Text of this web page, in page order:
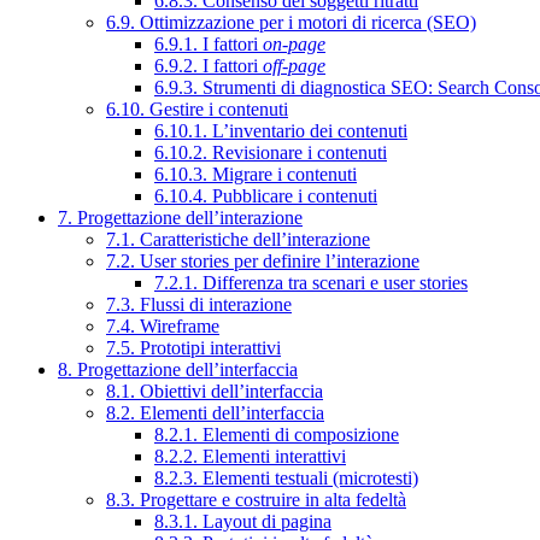
6.9. Ottimizzazione per i motori di ricerca (SEO)
6.9.1. I fattori on-page
6.9.2. I fattori off-page
6.9.3. Strumenti di diagnostica SEO: Search
6.10. Gestire i contenuti
6.10.1. L’inventario dei contenuti
6.10.2. Revisionare i contenuti
6.10.3. Migrare i contenuti
6.10.4. Pubblicare i contenuti
7. Progettazione dell’interazione
7.1. Caratteristiche dell’interazione
7.2. User stories per definire l’interazione
7.2.1. Differenza tra scenari e user stories
7.3. Flussi di interazione
7.4. Wireframe
7.5. Prototipi interattivi
8. Progettazione dell’interfaccia
8.1. Obiettivi dell’interfaccia
8.2. Elementi dell’interfaccia
8.2.1. Elementi di composizione
8.2.2. Elementi interattivi
8.2.3. Elementi testuali (microtesti)
8.3. Progettare e costruire in alta fedeltà
8.3.1. Layout di pagina